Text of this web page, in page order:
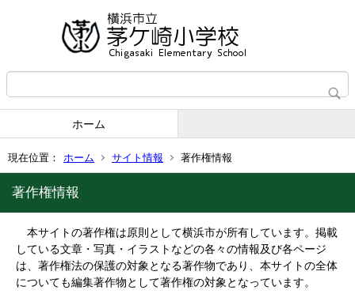
ホーム
現在位置： ホーム サイト情報 著作権情報
著作権情報
本サイトの著作権は原則として横浜市が所有しています。掲載
している文章・写真・イラストなどの各々の情報及び各ページ
は、著作権法の保護の対象となる著作物であり、本サイトの全体
についても編集著作物として著作権の対象となっています。